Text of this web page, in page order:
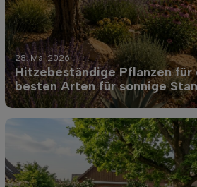
28. Mai 2026
Hitzebeständige Pflanzen für
besten Arten für sonnige